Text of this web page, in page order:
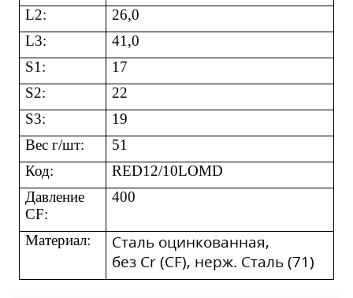
L2:
26,0
L3:
41,0
S1:
17
S2:
22
S3:
19
Вес г/шт:
51
Код:
RED12/10LOMD
Давление
CF:
400
Материал:
Сталь оцинкованная,
без Сr(CF), нерж. Сталь (71)